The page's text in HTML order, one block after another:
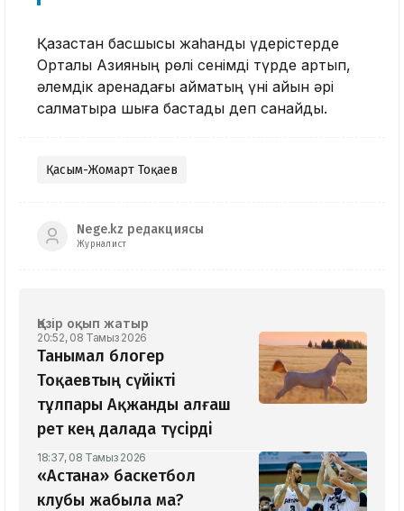
Қазақстан басшысы жаһандық үдерістерде
Орталық Азияның рөлі сенімді түрде артып,
әлемдік аренадағы аймақтың үні айқын әрі
салмақтырақ шыға бастады деп санайды.
Қасым-Жомарт Тоқаев
Nege.kz редакциясы
Журналист
Қазір оқып жатыр
20:52, 08 Тамыз 2026
Танымал блогер
Тоқаевтың сүйікті
тұлпары Ақжанды алғаш
рет кең далада түсірді
18:37, 08 Тамыз 2026
«Астана» баскетбол
клубы жабыла ма?